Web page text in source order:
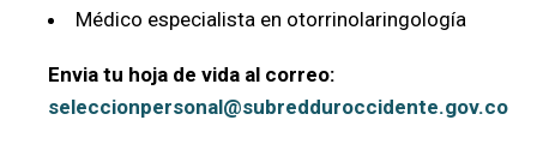
Médico especialista en otorrinolaringología
Envia tu hoja de vida al correo:
seleccionpersonal@subredduroccidente.gov.co